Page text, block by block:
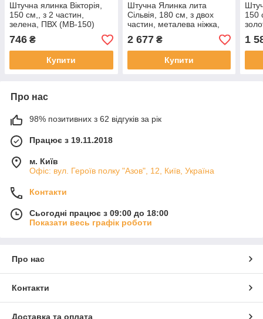
Штучна ялинка Вікторія,
150 см,, з 2 частин,
зелена, ПВХ (МВ-150)
746 ₴
Купити
Штучна Ялинка лита
Сільвія, 180 см, з двох
частин, металева ніжка,
сосна, зелений (МСЛ-180)
2 677₴
Купити
150
1
Про нас
98% позитивних з 62 відгуків за рік
Працює з 19.11.2018
м. Київ
Офіс: вул. Героїв полку "Азов", 12, Київ, Україна
Контакти
Сьогодні працює з 09:00 до 18:00
Показати весь графік роботи
Про нас
Контакти
Доставка та оплата